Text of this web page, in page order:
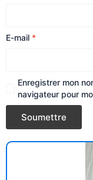
E-mail *
Enregistrer mon
navigateur pour